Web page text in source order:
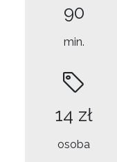
90
min.
14 zł
osoba